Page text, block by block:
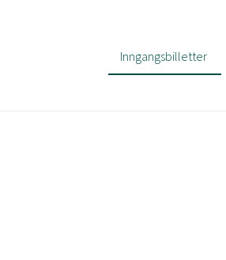
Inngangsbilletter